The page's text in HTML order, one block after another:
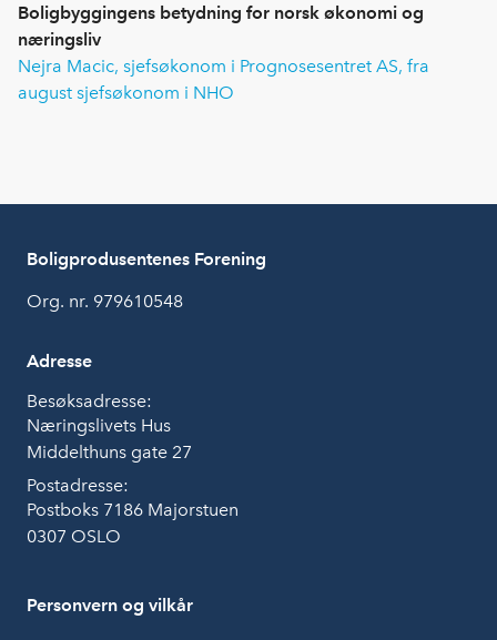
Boligbyggingens betydning for norsk økonomi og
næringsliv
Nejra Macic, sjefsøkonom i Prognosesentret AS, fra
august sjefsøkonom i NHO
Boligprodusentenes Forening
Org. nr. 979610548
Adresse
Besøksadresse:
Næringslivets Hus
Middelthuns gate 27
Postadresse:
Postboks 7186 Majorstuen
0307 OSLO
Personvern og vilkår